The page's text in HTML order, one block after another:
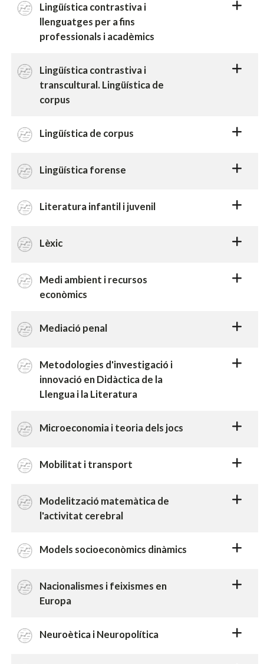
Lingüística contrastiva i
llenguatges per a fins
professionals i acadèmics
Lingüística contrastiva i
transcultural. Lingüística de
corpus
Lingüística de corpus
Lingüística forense
Literatura infantil i juvenil
Lèxic
Medi ambient i recursos
econòmics
Mediació penal
Metodologies d'investigació i
innovació en Didàctica de la
Llengua i la Literatura
Microeconomia i teoria dels jocs
Mobilitat i transport
Modelització matemàtica de
l'activitat cerebral
Models socioeconòmics dinàmics
Nacionalismes i feixismes en
Europa
Neuroètica i Neuropolítica